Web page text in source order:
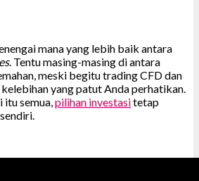
mana yang lebih baik antara
. Tentu masing-masing di antara
meski begitu trading CFD dan
yang patut Anda perhatikan.
itu semua,pilihan investasitetap